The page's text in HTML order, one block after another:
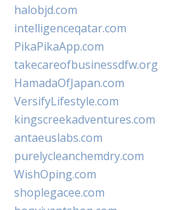
halobjd.com
intelligenceqatar.com
PikaPikaApp.com
takecareofbusinessdfw.org
HamadaOfJapan.com
VersifyLifestyle.com
kingscreekadventures.com
antaeuslabs.com
purelycleanchemdry.com
WishOping.com
shoplegacee.com